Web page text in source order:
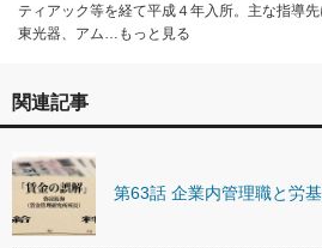
ティアック等を経て平成４年入所。主な指導
東光器、アム…もっと見る
関連記事
第63話 企業内管理職と労